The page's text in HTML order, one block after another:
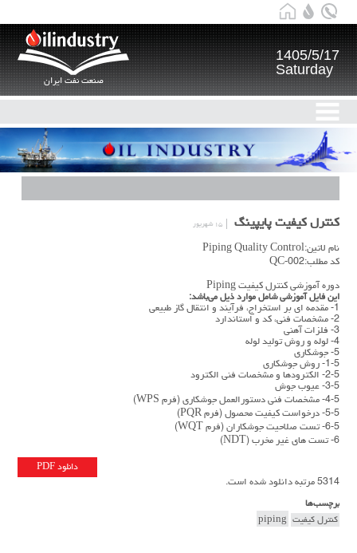
صنعت نفت ایران
1405/5/17
Saturday
کنترل کیفیت پایپینگ ۱۵ شهریور
نام لاتین:Piping Quality Control
کد مطلب:QC-002
دوره آموزشی کنترل کیفیت Piping
این فایل آموزشی شامل موارد ذیل می‌باشد:
1- مقدمه ای بر استخراج، فرآیند و انتقال گاز طبیعی
2- مشخصات فنی، کد و استاندارد
3- فلزات آهنی
4- لوله و روش تولید لوله
5- جوشکاری
1-5- روش جوشکاری
2-5- الکترودها و مشخصات فنی الکترود
3-5- عیوب جوش
4-5- مشخصات فنی دستورالعمل جوشکاری (فرم WPS)
5-5- درخواست کیفیت محصول (فرم PQR)
6-5- تست صلاحیت جوشکاران (فرم WQT)
6- تست های غیر مخرب (NDT)
دانلود PDF
5314 مرتبه دانلود شده است.
برچسب‌ها
کنترل کیفیت piping